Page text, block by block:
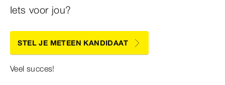
Iets voor jou?
STEL JE METEEN KANDIDAAT
Veel succes!